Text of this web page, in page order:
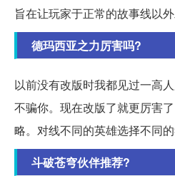
旨在让玩家于正常的故事线以外
德玛西亚之力厉害吗?
以前没有改版时我都见过一高
不骗你。现在改版了就更厉害
略。对线不同的英雄选择不同的
斗破苍穹伙伴推荐?